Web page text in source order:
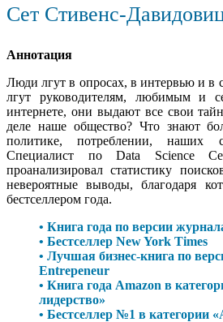
Сет Стивенс-
Аннотация
Люди лгут в опросах, в интервью и в
лгут руководителям, любимым и
интернете, они выдают все свои
деле наше общество? Что знают
политике, потреблении, наших
Специалист по Data Science
проанализировал статистику
невероятные выводы, благодаря
бестселлером года.
• Книга года по версии
• Бестселлер New York Times
• Лучшая бизнес-книга по
Entrepeneur
• Книга года Amazon в
лидерство»
• Бестселлер №1 в категории